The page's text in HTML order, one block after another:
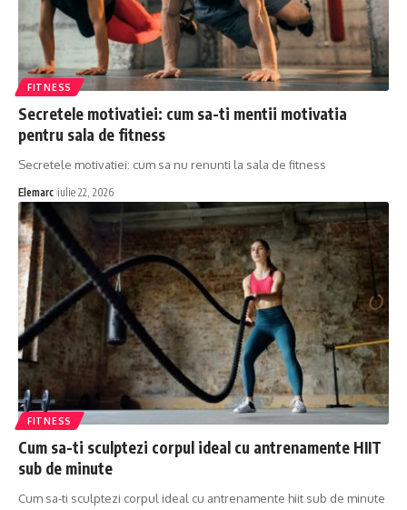
FITNESS
Secretele motivatiei: cum sa-ti mentii motivatia
pentru sala de fitness
Secretele motivatiei: cum sa nu renunti la sala de fitness
Elemarc iulie 22, 2026
FITNESS
Cum sa-ti sculptezi corpul ideal cu antrenamente HIIT
sub de minute
Cum sa-ti sculptezi corpul ideal cu antrenamente hiit sub de minute